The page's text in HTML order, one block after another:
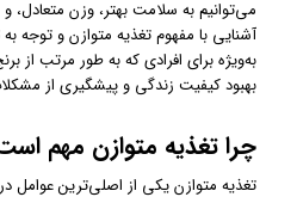
می‌توانیم به سلامت بهتر، وزن متعادل، و
آشنایی با مفهوم تغذیه متوازن و توجه
به‌ویژه برای افرادی که به طور مرتب از
بهبود کیفیت زندگی و پیشگیری از
چرا تغذیه متوازن مهم
تغذیه متوازن یکی از اصلی‌ترین عوامل